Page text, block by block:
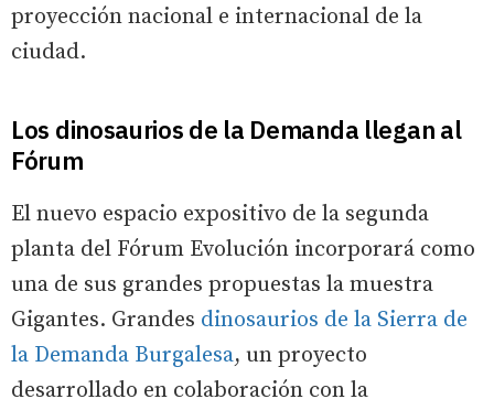
proyección nacional e internacional de la
ciudad.
Los dinosaurios de la Demanda llegan al
Fórum
El nuevo espacio expositivo de la segunda
planta del Fórum Evolución incorporará como
una de sus grandes propuestas la muestra
Gigantes. Grandes dinosaurios de la Sierra de
la Demanda Burgalesa, un proyecto
desarrollado en colaboración con la